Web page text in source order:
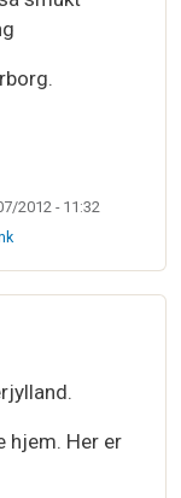
2012 - 11:32
hjem. Her er